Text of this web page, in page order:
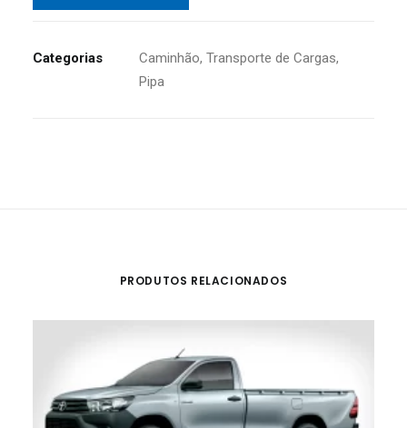
Categorias Caminhão, Transporte de Cargas,
Pipa
PRODUTOS RELACIONADOS